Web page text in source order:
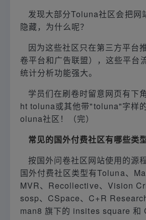
发现大部分Toluna社区会把网
隐藏，为什么呢？
因为这些社区只在第三方平台
卷平台和广告联盟），这些平台
统计分析功能强大。
学员们在刷卷时留意网页有下
ht toluna或其他带"toluna"字样
oluna社区！（完）
常见的国外付费社区有哪些类
按国外问卷社区网站使用的源
国外付费社区类型有Toluna、
MVR、Recollective、Vision
sosp、CSpace、C+R
man8 旗下的 insites square 和